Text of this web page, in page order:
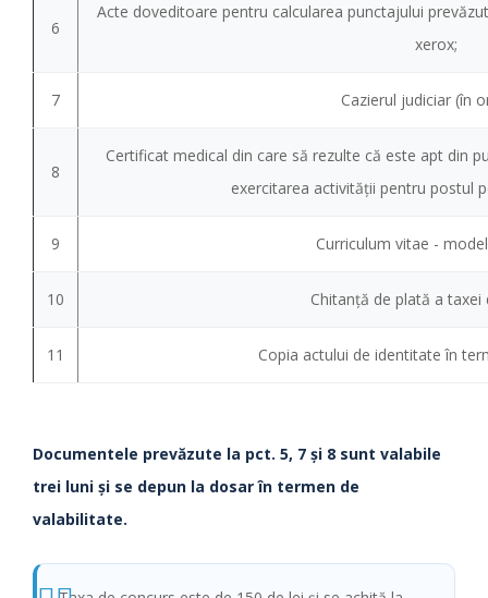
6
Acte doveditoare pentru calcularea punctajului
xerox;
7 Cazierul judiciar (în
8
Certificat medical din care să rezulte că este apt din
exercitarea activității pentru postul
9 Curriculum vitae -
10 Chitanță de plată a taxei
11 Copia actului de identitate în
Documentele prevăzute la pct. 5, 7 şi 8 sunt valabile
trei luni şi se depun la dosar în termen de
valabilitate.